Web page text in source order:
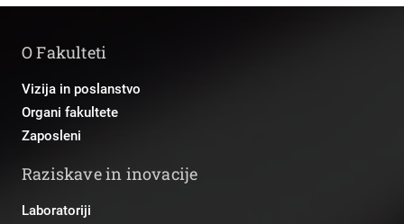
O Fakulteti
Vizija in poslanstvo
Organi fakultete
Zaposleni
Raziskave in inovacije
Laboratoriji